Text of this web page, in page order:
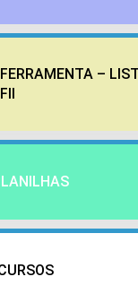
FERRAMENTA –
FII